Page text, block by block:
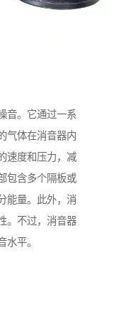
音。它通过一系
气体在消音器内
速度和压力，减
包含多个隔板或
能量。此外，消
。不过，消音器
平。